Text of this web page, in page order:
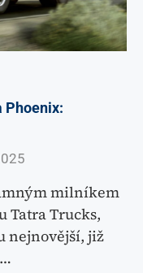
Phoenix:
milníkem
Tatra Trucks,
nejnovější, již